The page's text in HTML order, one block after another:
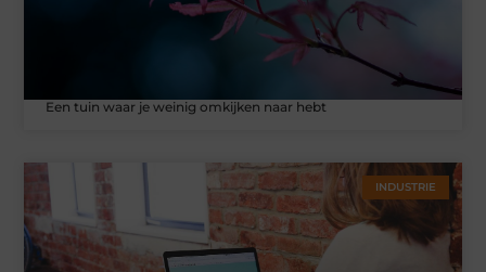
Een tuin waar je weinig omkijken naar hebt
INDUSTRIE